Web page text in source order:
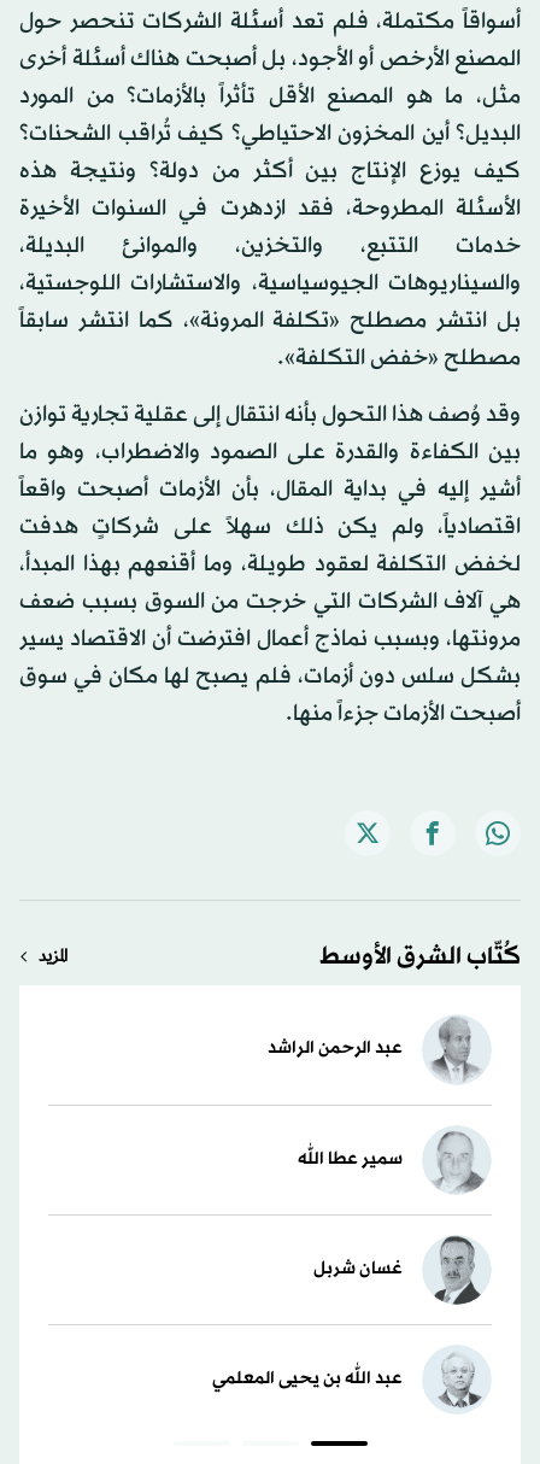
أسواقاً مكتملة، فلم تعد أسئلة الشركات تنحصر حول
المصنع الأرخص أو الأجود، بل أصبحت هناك أسئلة أخرى
مثل، ما هو المصنع الأقل تأثراً بالأزمات؟ من المورد
البديل؟ أين المخزون الاحتياطي؟ كيف تُراقب الشحنات؟
كيف يوزع الإنتاج بين أكثر من دولة؟ ونتيجة هذه
الأسئلة المطروحة، فقد ازدهرت في السنوات الأخيرة
خدمات التتبع، والتخزين، والموانئ البديلة،
والسيناريوهات الجيوسياسية، والاستشارات اللوجستية،
بل انتشر مصطلح «تكلفة المرونة»، كما انتشر سابقاً
مصطلح «خفض التكلفة».
وقد وُصف هذا التحول بأنه انتقال إلى عقلية تجارية توازن
بين الكفاءة والقدرة على الصمود والاضطراب، وهو ما
أشير إليه في بداية المقال، بأن الأزمات أصبحت واقعاً
اقتصادياً، ولم يكن ذلك سهلاً على شركاتٍ هدفت
لخفض التكلفة لعقود طويلة، وما أقنعهم بهذا المبدأ،
هي آلاف الشركات التي خرجت من السوق بسبب ضعف
مرونتها، وبسبب نماذج أعمال افترضت أن الاقتصاد يسير
بشكل سلس دون أزمات، فلم يصبح لها مكان في سوق
أصبحت الأزمات جزءاً منها.
كُتّاب الشرق الأوسط المزيد
عبد الرحمن الراشد
سمير عطا الله
غسان شربل
عبد الله بن يحيى المعلمي